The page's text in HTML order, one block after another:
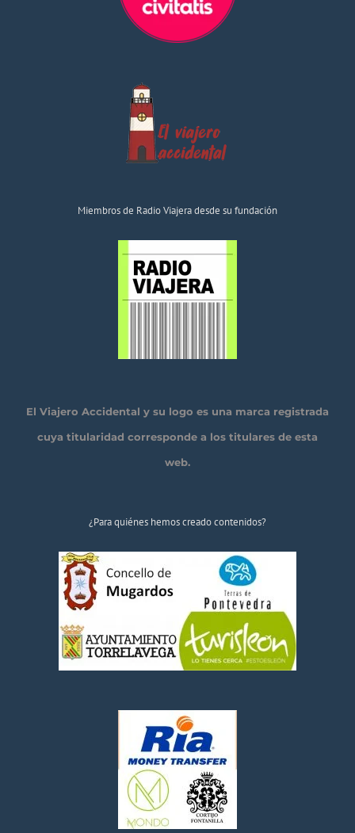
Miembros de Radio Viajera desde su fundación
El Viajero Accidental y su logo es una marca registrada
cuya titularidad corresponde a los titulares de esta
web.
¿Para quiénes hemos creado contenidos?